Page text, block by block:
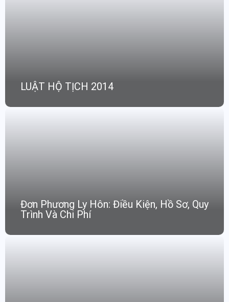
LUẬT HỘ TỊCH 2014
Đơn Phương Ly Hôn: Điều Kiện, Hồ Sơ, Quy
Trình Và Chi Phí